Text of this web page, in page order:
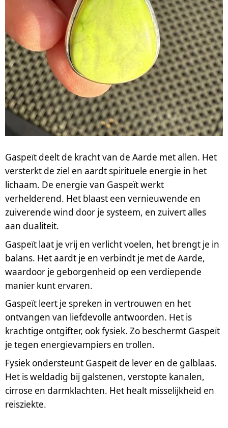
Gaspeït deelt de kracht van de Aarde met allen. Het
versterkt de ziel en aardt spirituele energie in het
lichaam. De energie van Gaspeït werkt
verhelderend. Het blaast een vernieuwende en
zuiverende wind door je systeem, en zuivert alles
aan dualiteit.
Gaspeït laat je vrij en verlicht voelen, het brengt je in
balans. Het aardt je en verbindt je met de Aarde,
waardoor je geborgenheid op een verdiepende
manier kunt ervaren.
Gaspeït leert je spreken in vertrouwen en het
ontvangen van liefdevolle antwoorden. Het is
krachtige ontgifter, ook fysiek. Zo beschermt Gaspeït
je tegen energievampiers en trollen.
Fysiek ondersteunt Gaspeït de lever en de galblaas.
Het is weldadig bij galstenen, verstopte kanalen,
cirrose en darmklachten. Het healt misselijkheid en
reisziekte.